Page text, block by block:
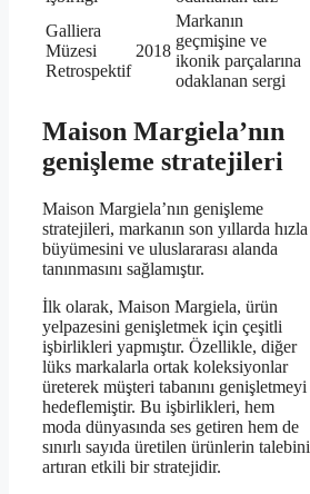
Galliera
Müzesi
Retrospektif
2018
Markanın
geçmişine ve
ikonik parçalarına
odaklanan sergi
Maison Margiela’nın
genişleme stratejileri
Maison Margiela’nın genişleme
stratejileri, markanın son yıllarda hızla
büyümesini ve uluslararası alanda
tanınmasını sağlamıştır.
İlk olarak, Maison Margiela, ürün
yelpazesini genişletmek için çeşitli
işbirlikleri yapmıştır. Özellikle, diğer
lüks markalarla ortak koleksiyonlar
üreterek müşteri tabanını genişletmeyi
hedeflemiştir. Bu işbirlikleri, hem
moda dünyasında ses getiren hem de
sınırlı sayıda üretilen ürünlerin talebini
artıran etkili bir stratejidir.